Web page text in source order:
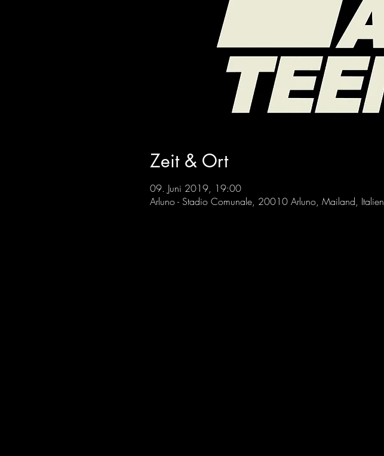
Zeit & Ort
09. Juni 2019, 19:00
Arluno - Stadio Comunale, 20010 Arluno, Mailand, Italien